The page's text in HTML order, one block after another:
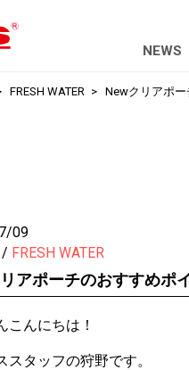
NEWS
FRESH WATER Newクリアポ
09
FRESH WATER
アポーチのおすすめポ
こんにちは！
スタッフの狩野です。